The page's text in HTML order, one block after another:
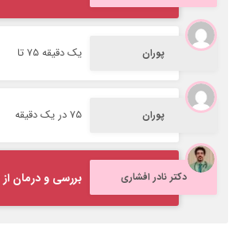
پوران یک دقیقه ۷۵ تا
پوران ۷۵ در یک دقیقه
دکتر نادر افشاری بررسی و درمان